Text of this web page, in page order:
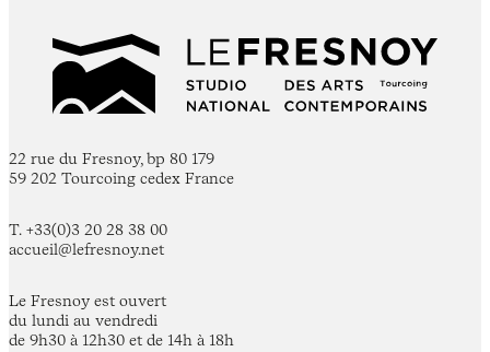
22 rue du Fresnoy, bp 80 179
59 202 Tourcoing cedex France
T. +33(0)3 20 28 38 00
accueil@lefresnoy.net
Le Fresnoy est ouvert
du lundi au vendredi
de 9h30 à 12h30 et de 14h à 18h